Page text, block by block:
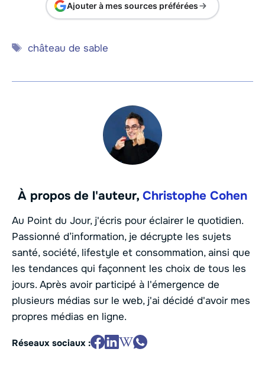
Ajouter à mes sources préférées
Étiquettes
château de sable
À propos de l'auteur, Christophe Cohen
Au Point du Jour, j'écris pour éclairer le quotidien.
Passionné d’information, je décrypte les sujets
santé, société, lifestyle et consommation, ainsi que
les tendances qui façonnent les choix de tous les
jours. Après avoir participé à l'émergence de
plusieurs médias sur le web, j'ai décidé d'avoir mes
propres médias en ligne.
Réseaux sociaux :